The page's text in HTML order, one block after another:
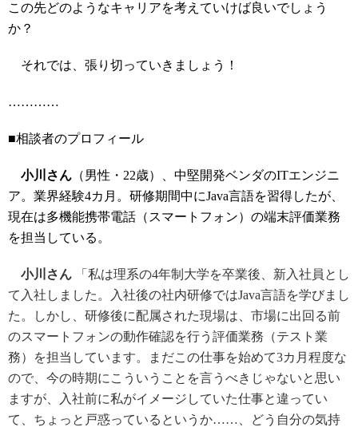
この先どのようなキャリアを考えていけば良いでしょう
か？
それでは、張り切っていきましょう！
…………
■相談者のプロフィール
小川さん （男性・22歳）、中堅開発ベンダのITエンジニ
ア。業界経験4カ月。研修期間中にJava言語を習得したが、
現在は多機能携帯電話（スマートフォン）の端末評価業務
を担当している。
小川さん 「私は理系の4年制大学を卒業後、新入社員とし
て入社しました。入社後の社内研修ではJava言語を学びまし
た。しかし、研修後に配属された現場は、市場に出回る前
のスマートフォンの動作確認を行う評価業務 （テスト業
務）
を担当しています。
まだこの仕事を始めて3カ月程度な
ので、今の時期にこういうことを言うべきじゃないと思い
ますが、入社前に私がイメージしていた仕事と違ってい
て、ちょっと戸惑っているというか……、どう自分の気持